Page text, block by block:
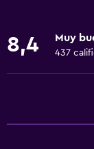
Caja fuerte
Cambio de
8,4 Muy
437